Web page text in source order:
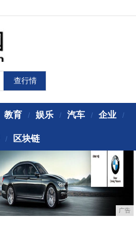
教育 / 娱乐 / 汽车 / 企业 /
/ 区块链
广告